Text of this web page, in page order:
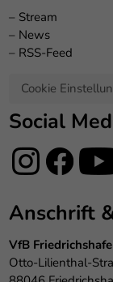
– Stream
– News
– RSS-Feed
Cookie
Social
Anschrift
VfB
Otto-Lilienthal-